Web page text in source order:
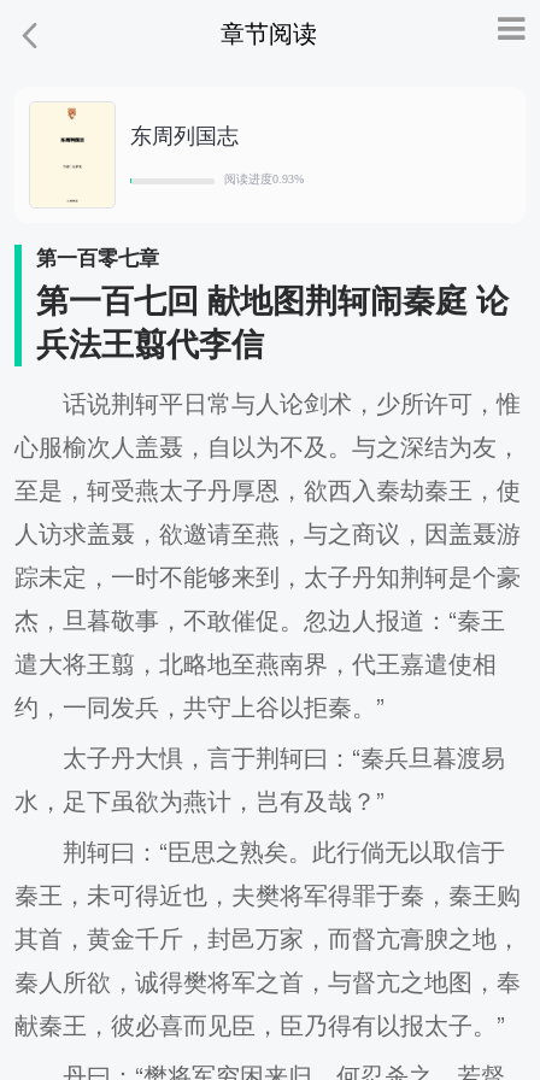
章节阅读
东周列国志
阅读进度0.93%
第一百零七章
第一百七回 献地图荆轲闹秦庭 论
兵法王翦代李信
话说荆轲平日常与人论剑术，少所许可，惟
心服榆次人盖聂，自以为不及。与之深结为友，
至是，轲受燕太子丹厚恩，欲西入秦劫秦王，使
人访求盖聂，欲邀请至燕，与之商议，因盖聂游
踪未定，一时不能够来到，太子丹知荆轲是个豪
杰，旦暮敬事，不敢催促。忽边人报道：“秦王
遣大将王翦，北略地至燕南界，代王嘉遣使相
约，一同发兵，共守上谷以拒秦。”
太子丹大惧，言于荆轲曰：“秦兵旦暮渡易
水，足下虽欲为燕计，岂有及哉？”
荆轲曰：“臣思之熟矣。此行倘无以取信于
秦王，未可得近也，夫樊将军得罪于秦，秦王购
其首，黄金千斤，封邑万家，而督亢膏腴之地，
秦人所欲，诚得樊将军之首，与督亢之地图，奉
献秦王，彼必喜而见臣，臣乃得有以报太子。”